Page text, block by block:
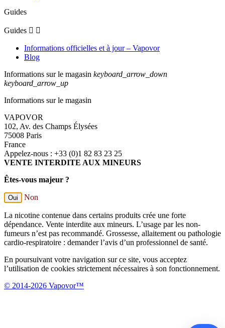
Guides
Guides  
Informations officielles et à jour – Vapovor
Blog
Informations sur le magasin keyboard_arrow_down
keyboard_arrow_up
Informations sur le magasin
VAPOVOR
102, Av. des Champs Élysées
75008 Paris
France
Appelez-nous : +33 (0)1 82 83 23 25
VENTE INTERDITE AUX MINEURS
Êtes-vous majeur ?
Oui Non
La nicotine contenue dans certains produits crée une forte
dépendance. Vente interdite aux mineurs. L’usage par les non-
fumeurs n’est pas recommandé. Grossesse, allaitement ou pathologie
cardio-respiratoire : demander l’avis d’un professionnel de santé.
En poursuivant votre navigation sur ce site, vous acceptez
l’utilisation de cookies strictement nécessaires à son fonctionnement.
© 2014-2026 Vapovor™